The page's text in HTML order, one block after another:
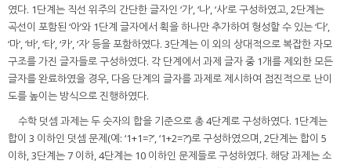
였다. 1단계는 직선 위주의 간단한 글자인 ‘가’, ‘나’, ‘사’로 구성하였고, 2단계는
곡선이 포함된 ‘아’와 1단계 글자에서 획을 하나만 추가하여 형성할 수 있는 ‘다’,
‘마’, ‘바’, ‘타’, ‘카’, ‘자’ 등을 포함하였다. 3단계는 이 외의 상대적으로 복잡한 자모
구조를 가진 글자들로 구성하였다. 각 단계에서 과제 글자 중 1개를 제외한 모든
글자를 완료하였을 경우, 다음 단계의 글자를 과제로 제시하여 점진적으로 난이
도를 높이는 방식으로 진행하였다.
수학 덧셈 과제는 두 숫자의 합을 기준으로 총 4단계로 구성하였다. 1단계는
합이 3 이하인 덧셈 문제(예: ‘1+1=?’, ‘1+2=?’)로 구성하였으며, 2단계는 합이 5
이하, 3단계는 7 이하, 4단계는 10 이하인 문제들로 구성하였다. 해당 과제는 소